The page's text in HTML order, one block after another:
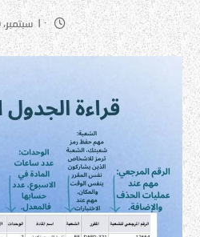
١٠ سبتمبر، ٢٠٢٥